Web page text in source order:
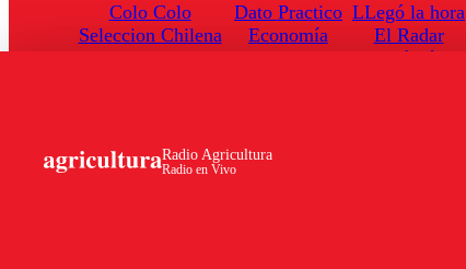
Radio Agricultura
Radio en Vivo
Colo Colo
Seleccion Chilena
Dato Practico
Economía
LLegó la hora
El Radar
Enfoqué Público